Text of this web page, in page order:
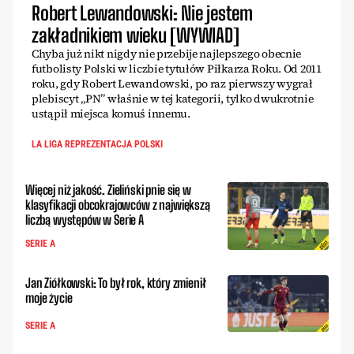
Robert Lewandowski: Nie jestem
zakładnikiem wieku [WYWIAD]
Chyba już nikt nigdy nie przebije najlepszego obecnie
futbolisty Polski w liczbie tytułów Piłkarza Roku. Od 2011
roku, gdy Robert Lewandowski, po raz pierwszy wygrał
plebiscyt „PN” właśnie w tej kategorii, tylko dwukrotnie
ustąpił miejsca komuś innemu.
LA LIGA REPREZENTACJA POLSKI
Więcej niż jakość. Zieliński pnie się w
klasyfikacji obcokrajowców z największą
liczbą występów w Serie A
SERIE A
Jan Ziółkowski: To był rok, który zmienił
moje życie
SERIE A